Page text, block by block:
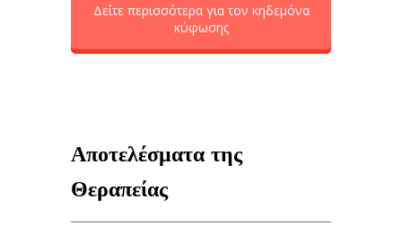
Δείτε περισσότερα για τον κηδεμόνα
κύφωσης
Αποτελέσματα της
Θεραπείας